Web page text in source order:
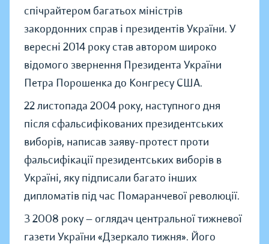
спічрайтером багатьох міністрів
закордонних справ і президентів України. У
вересні 2014 року став автором широко
відомого звернення Президента України
Петра Порошенка до Конгресу США.
22 листопада 2004 року, наступного дня
після сфальсифікованих президентських
виборів, написав заяву-протест проти
фальсифікації президентських виборів в
Україні, яку підписали багато інших
дипломатів під час Помаранчевої революції.
З 2008 року — оглядач центральної тижневої
газети України «Дзеркало тижня». Його